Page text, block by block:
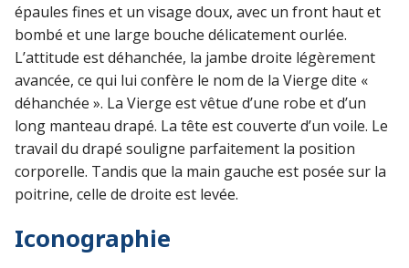
épaules fines et un visage doux, avec un front haut et
bombé et une large bouche délicatement ourlée.
L’attitude est déhanchée, la jambe droite légèrement
avancée, ce qui lui confère le nom de la Vierge dite «
déhanchée ». La Vierge est vêtue d’une robe et d’un
long manteau drapé. La tête est couverte d’un voile. Le
travail du drapé souligne parfaitement la position
corporelle. Tandis que la main gauche est posée sur la
poitrine, celle de droite est levée.
Iconographie